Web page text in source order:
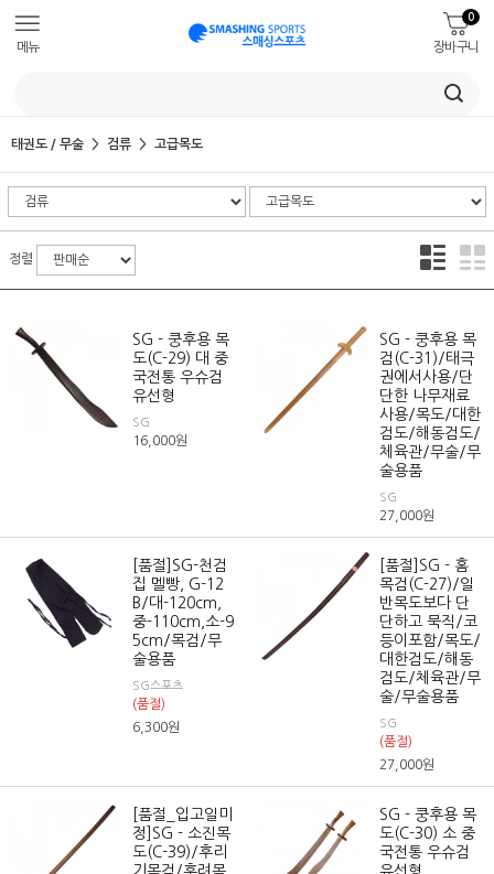
메뉴 장바구니
0
태권도 / 무술 검류 고급목도
정렬
SG - 쿵후용 목
도(C-29) 대 중
국전통 우슈검
유선형
SG
16,000원
SG - 쿵후용 목
검(C-31)/태극
권에서사용/단
단한 나무재료
사용/목도/대한
검도/해동검도/
체육관/무술/무
술용품
SG
27,000원
[품절]SG-천검
집 멜빵, G-12
B/대-120cm,
중-110cm,소-9
5cm/목검/무
술용품
SG스포츠
(품절)
6,300원
[품절]SG - 홈
목검(C-27)/일
반목도보다 단
단하고 묵직/코
등이포함/목도/
대한검도/해동
검도/체육관/무
술/무술용품
SG
(품절)
27,000원
[품절_입고일미
정]SG - 소진목
도(C-39)/후리
기목검/후려목
SG - 쿵후용 목
도(C-30) 소 중
국전통 우슈검
유선형